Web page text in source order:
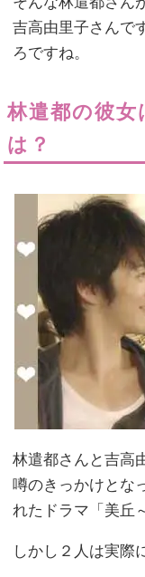
吉高由里子さんで
ろですね。
林遣都の彼女
は？
林遣都さんと吉高
噂のきっかけとな
れたドラマ「美丘
しかし２人は実際